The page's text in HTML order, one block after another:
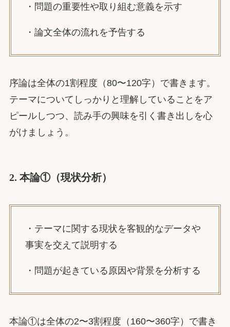
・問題の重要性や取り組む意義を示す
・論文全体の流れを予告する
序論は全体の1割程度（80〜120字）で書きます。
テーマについてしっかりと理解していることをア
ピールしつつ、読み手の興味を引く書き出しを心
がけましょう。
2. 本論①（現状分析）
・テーマに関する現状を客観的なデータや
事実を交えて説明する
・問題が起きている原因や背景を分析する
本論①は全体の2〜3割程度（160〜360字）で書き